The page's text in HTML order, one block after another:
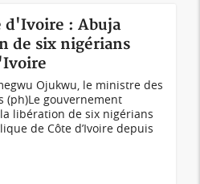
d'Ivoire : Abuja
de six nigérians
Ojukwu, le ministre des
(ph)Le gouvernement
libération de six nigérians
de Côte d’Ivoire depuis